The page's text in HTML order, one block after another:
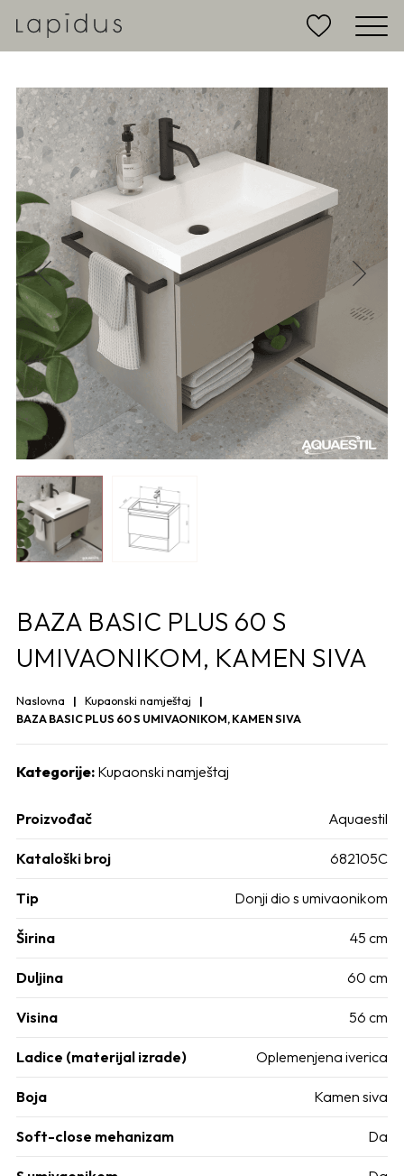
BAZA BASIC PLUS 60 S
UMIVAONIKOM, KAMEN SIVA
Naslovna
Kupaonski namještaj
BAZA BASIC PLUS 60 S UMIVAONIKOM, KAMEN SIVA
Kategorije: Kupaonski namještaj
Proizvođač Aquaestil
Kataloški broj 682105C
Tip Donji dio s umivaonikom
Širina 45 cm
Duljina 60 cm
Visina 56 cm
Ladice (materijal izrade) Oplemenjena iverica
Boja Kamen siva
Soft-close mehanizam Da